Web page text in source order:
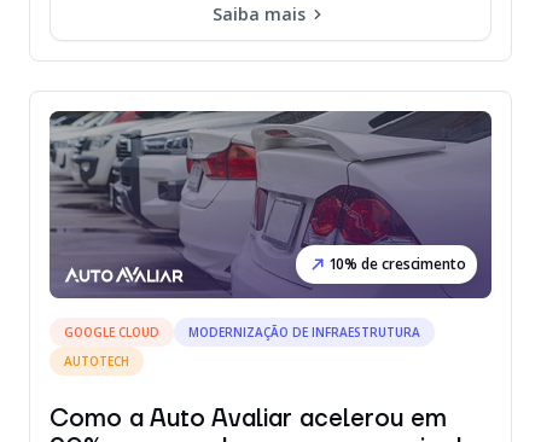
Saiba mais
10% de crescimento
GOOGLE CLOUD
MODERNIZAÇÃO DE INFRAESTRUTURA
AUTOTECH
Como a Auto Avaliar acelerou em